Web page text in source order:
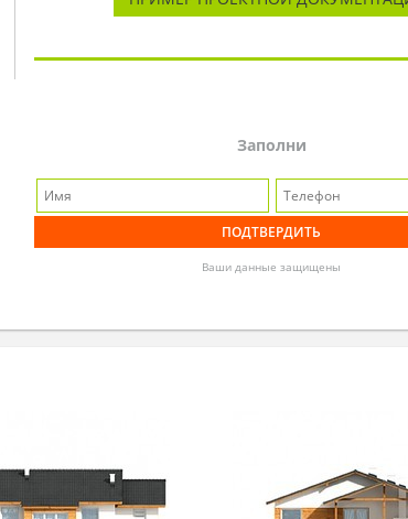
Заполни
Ваши данные защищены